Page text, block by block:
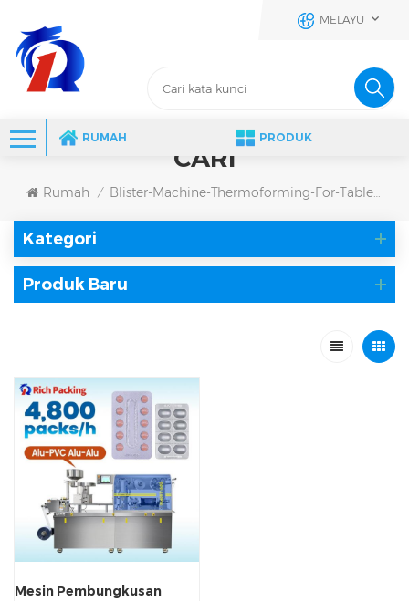
MELAYU
RUMAH PRODUK
CARI
Rumah / Blister-Machine-Thermoforming-For-Tablet-Packing
Kategori
Produk Baru
Mesin Pembungkusan